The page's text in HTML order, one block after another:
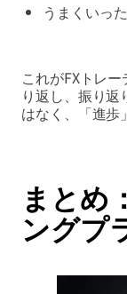
うまくいっ
これがFXトレ
り返し、振り
はなく、「進歩
まとめ
ングプ